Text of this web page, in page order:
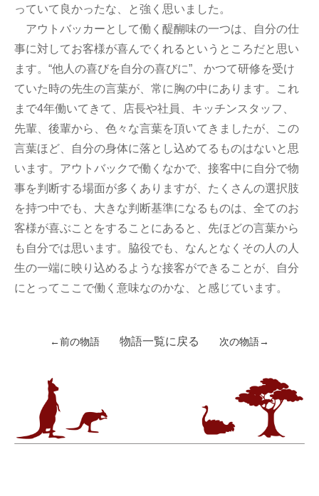
っていて良かったな、と強く思いました。
アウトバッカーとして働く醍醐味の一つは、自分の仕
事に対してお客様が喜んでくれるというところだと思い
ます。“他人の喜びを自分の喜びに”、かつて研修を受け
ていた時の先生の言葉が、常に胸の中にあります。これ
まで4年働いてきて、店長や社員、キッチンスタッフ、
先輩、後輩から、色々な言葉を頂いてきましたが、この
言葉ほど、自分の身体に落とし込めてるものはないと思
います。アウトバックで働くなかで、接客中に自分で物
事を判断する場面が多くありますが、たくさんの選択肢
を持つ中でも、大きな判断基準になるものは、全てのお
客様が喜ぶことをすることにあると、先ほどの言葉から
も自分では思います。脇役でも、なんとなくその人の人
生の一端に映り込めるような接客ができることが、自分
にとってここで働く意味なのかな、と感じています。
←前の物語 物語一覧に戻る 次の物語→